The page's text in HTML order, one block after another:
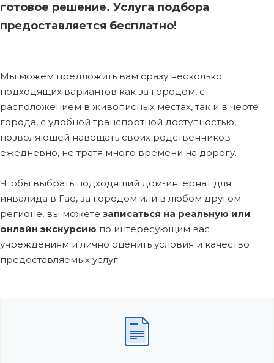
готовое решение. Услуга подбора
предоставляется бесплатно!
Мы можем предложить вам сразу несколько
подходящих вариантов как за городом, с
расположением в живописных местах, так и в черте
города, с удобной транспортной доступностью,
позволяющей навещать своих родственников
ежедневно, не тратя много времени на дорогу.
Чтобы выбрать подходящий дом-интернат для
инвалида в Гае, за городом или в любом другом
регионе, вы можете записаться на реальную или
онлайн экскурсию по интересующим вас
учреждениям и лично оценить условия и качество
предоставляемых услуг.